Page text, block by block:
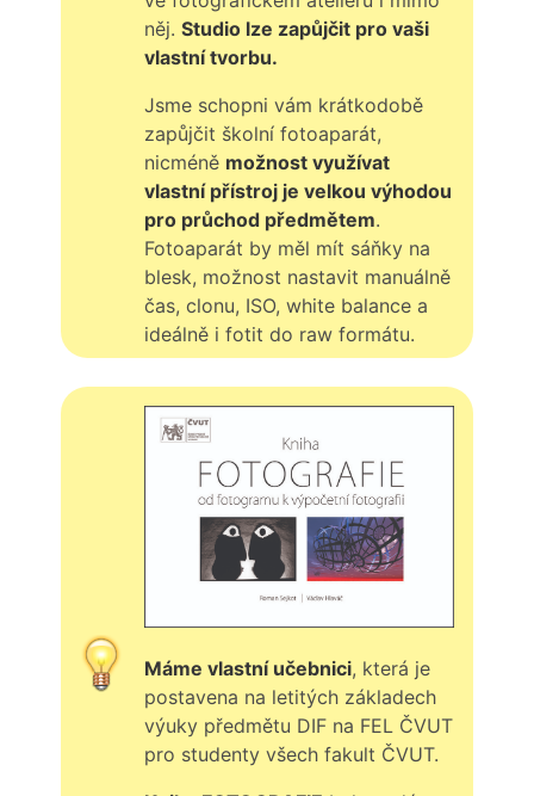
něj.Studio lze zapůjčit pro vaši
vlastní tvorbu.
Jsme schopni vám krátkodobě
zapůjčit školní fotoaparát,
nicméně možnost využívat
vlastní přístroj je velkou výhodou
pro průchod předmětem.
Fotoaparát by měl mít sáňky na
blesk, možnost nastavit manuálně
čas, clonu, ISO, white balance a
ideálně i fotit do raw formátu.
Máme vlastní učebnici, která je
postavena na letitých základech
výuky předmětu DIF na FEL ČVUT
pro studenty všech fakult ČVUT.